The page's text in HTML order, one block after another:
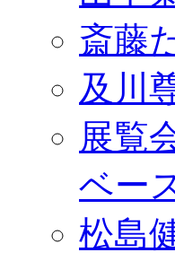
斎藤
及川
展覧
ベー
松島